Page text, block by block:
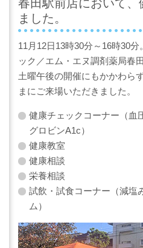
春田駅前店において、
ました。
11月12日13時30分～16時30
ック／エム・エヌ調剤薬局春
土曜午後の開催にもかかわら
まにご来場いただきました。
健康チェックコーナー（血
グロビンA1c）
健康教室
健康相談
栄養相談
試飲・試食コーナー（減塩
ム）